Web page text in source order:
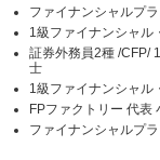
ファイナンシャルプ
1級ファイナンシャル
証券外務員2種 /CFP/
士
1級ファイナンシャル
FPファクトリー 代表
ファイナンシャルプ